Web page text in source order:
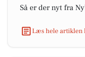
Så er der nyt fra
Læs hele artiklen